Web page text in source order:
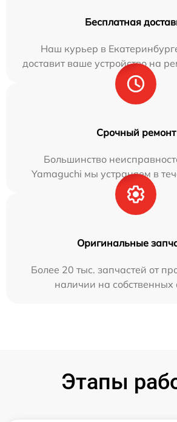
Бесплатная
Наш курьер в
доставит ваше устройство на
Срочный ремонт
Большинство
Yamaguchi мы устраняем в
Оригинальные
Более 20 тыс. запчастей от
наличии на собственных
Этапы